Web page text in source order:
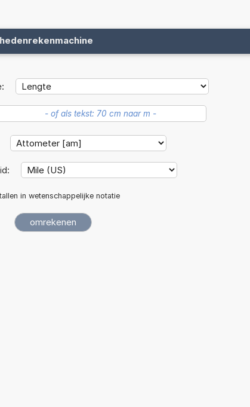
in wetenschappelijke notatie